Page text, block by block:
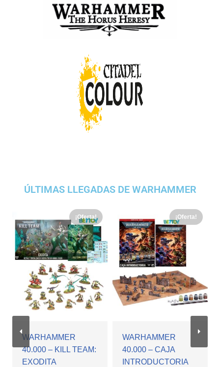
ÚLTIMAS LLEGADAS DE WARHAMMER
¡Oferta!
WARHAMMER
40.000 – KILL TEAM:
EXODITA
¡Oferta!
WARHAMMER
40.000 – CAJA
INTRODUCTORIA